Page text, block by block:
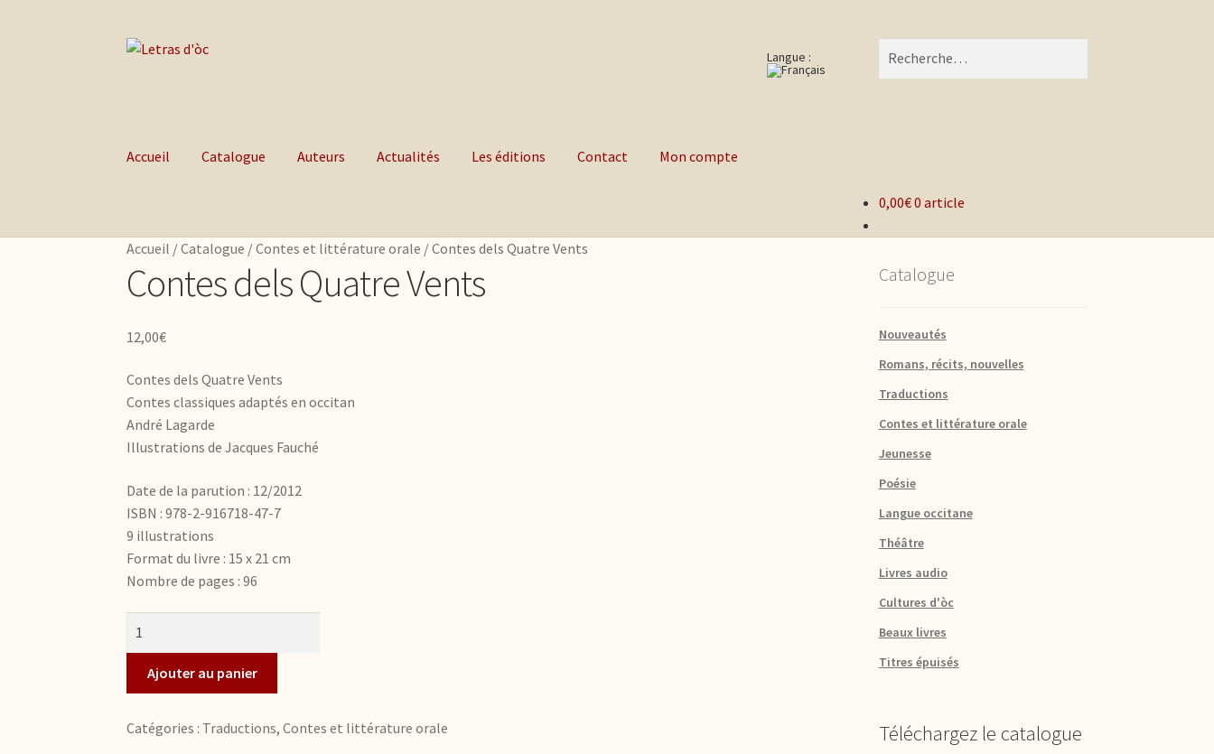
Aller à la navigation
Aller au contenu Langue :
Accueil Catalogue Auteurs Actualités Les éditions Contact Mon compte
0,00€0 article
Accueil /Catalogue /Contes et littérature orale /Contes dels Quatre Vents
Contes dels Quatre Vents
12,00€
Contes dels Quatre Vents
Contes classiques adaptés en occitan
André Lagarde
Illustrations de Jacques Fauché
Date de la parution : 12/2012
ISBN : 978-2-916718-47-7
9 illustrations
Format du livre : 15 x 21 cm
Nombre de pages : 96
Quantité
Ajouter au panier
Catégories : Traductions,Contes et littérature orale
Catalogue
Nouveautés
Romans, récits, nouvelles
Traductions
Contes et littérature orale
Jeunesse
Poésie
Langue occitane
Théâtre
Livres audio
Cultures d'òc
Beaux livres
Titres épuisés
Téléchargez le catalogue